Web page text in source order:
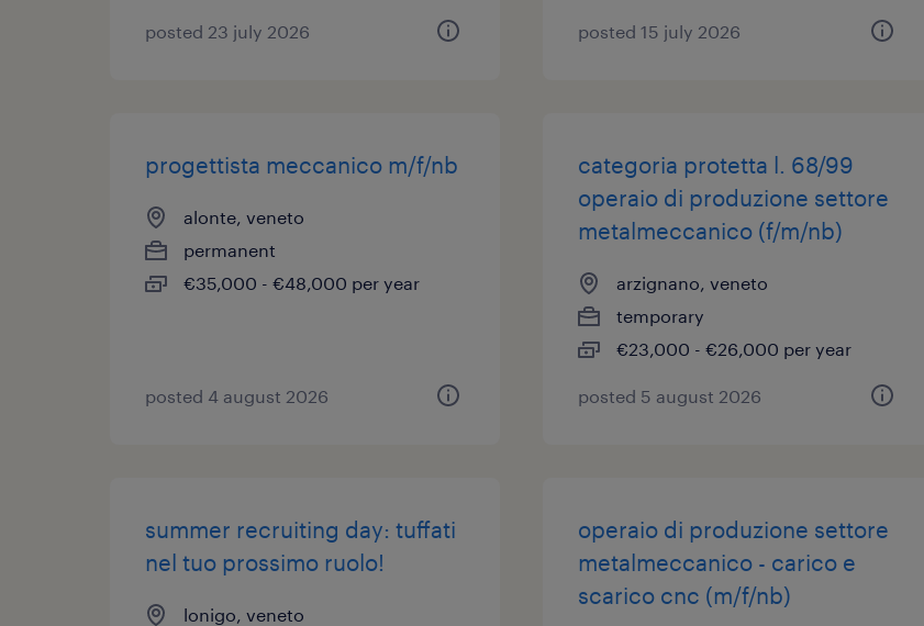
posted 23 july 2026 posted 15 july 2026
progettista meccanico m/f/nb
alonte, veneto
permanent
€35,000 - €48,000 per year
posted 4 august 2026
categoria protetta l. 68/99
operaio di produzione settore
metalmeccanico (f/m/nb)
arzignano, veneto
temporary
€23,000 - €26,000 per year
posted 5 august 2026
summer recruiting day: tuffati
nel tuo prossimo ruolo!
lonigo, veneto
operaio di produzione settore
metalmeccanico - carico e
scarico cnc (m/f/nb)